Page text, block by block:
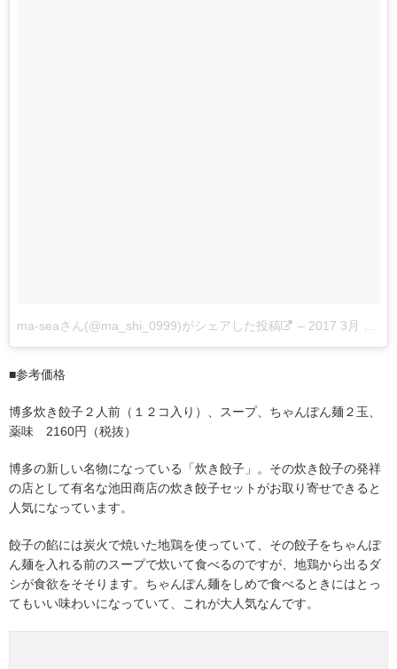
ma-seaさん(@ma_shi_0999)がシェアした投稿 – 2017 3月 22 8:10午後 PDT
■参考価格
博多炊き餃子２人前（１２コ入り）、スープ、ちゃんぽん麺２玉、
薬味 2160円（税抜）
博多の新しい名物になっている「炊き餃子」。その炊き餃子の発祥
の店として有名な池田商店の炊き餃子セットがお取り寄せできると
人気になっています。
餃子の餡には炭火で焼いた地鶏を使っていて、その餃子をちゃんぽ
ん麺を入れる前のスープで炊いて食べるのですが、地鶏から出るダ
シが食欲をそそります。ちゃんぽん麺をしめで食べるときにはとっ
てもいい味わいになっていて、これが大人気なんです。